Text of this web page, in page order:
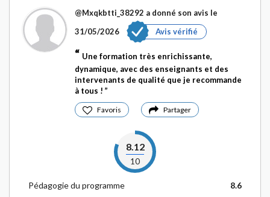
@Mxqkbtti_38292 a donné son avis le
31/05/2026
Avis vérifié
Une formation très enrichissante,
dynamique, avec des enseignants et des
intervenants de qualité que je recommande
à tous !
Favoris Partager
8.12
10
Pédagogie du programme
8.6